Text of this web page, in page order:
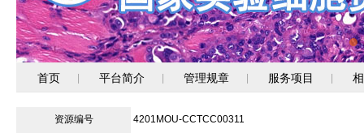
首页 平台简介 管理规章 服务项目
资源编号 4201MOU-CCTCC00311